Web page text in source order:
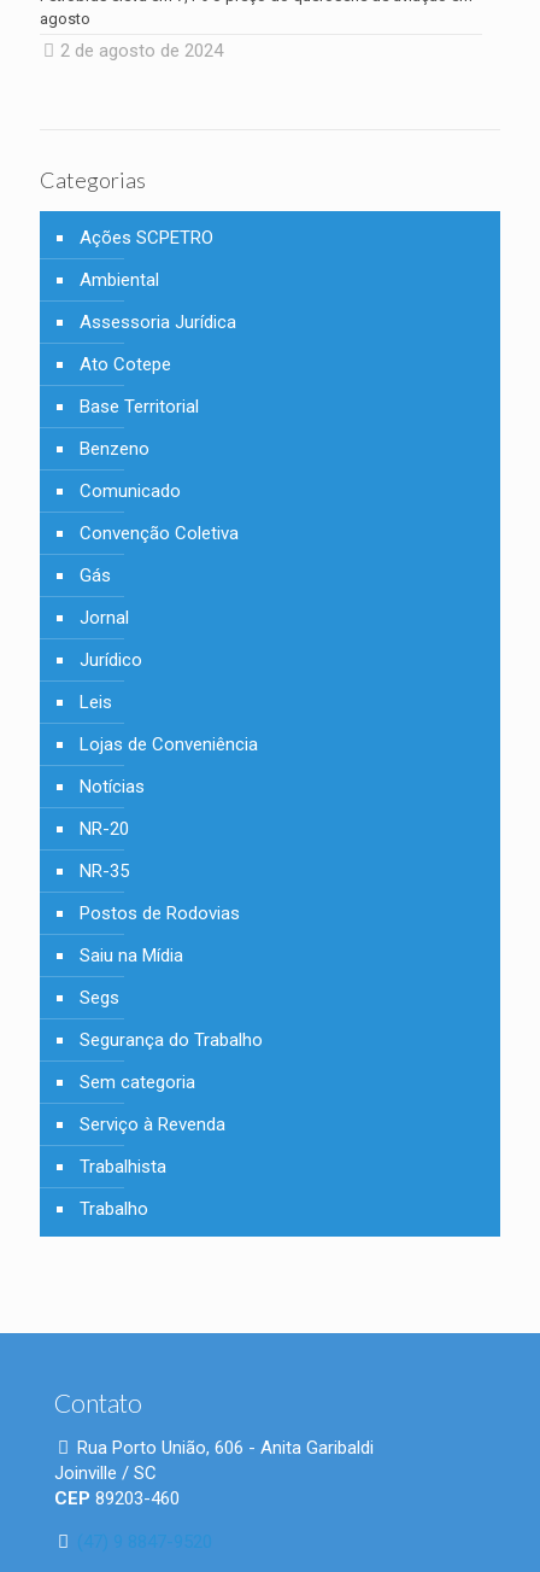
agosto
2 de agosto de 2024
Categorias
Ações SCPETRO
Ambiental
Assessoria Jurídica
Ato Cotepe
Base Territorial
Benzeno
Comunicado
Convenção Coletiva
Gás
Jornal
Jurídico
Leis
Lojas de Conveniência
Notícias
NR-20
NR-35
Postos de Rodovias
Saiu na Mídia
Segs
Segurança do Trabalho
Sem categoria
Serviço à Revenda
Trabalhista
Trabalho
Contato
Rua Porto União, 606 - Anita Garibaldi
Joinville / SC
CEP 89203-460
(47) 9 8847-9520